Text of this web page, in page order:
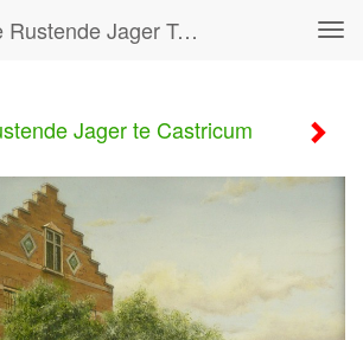
Ton Revers - De Rustende Jager Te Castricum
Jager te Castricum